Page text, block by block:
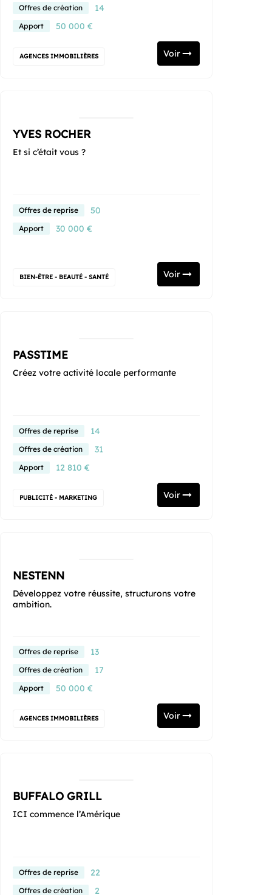
Offres de création 14
Apport 50 000 €
AGENCES IMMOBILIÈRES Voir
YVES ROCHER
Et si c’était vous ?
Offres de reprise 50
Apport 30 000 €
BIEN-ÊTRE - BEAUTÉ - SANTÉ Voir
PASSTIME
Créez votre activité locale performante
Offres de reprise 14
Offres de création 31
Apport 12 810 €
PUBLICITÉ - MARKETING Voir
NESTENN
Développez votre réussite, structurons votre
ambition.
Offres de reprise 13
Offres de création 17
Apport 50 000 €
AGENCES IMMOBILIÈRES Voir
BUFFALO GRILL
ICI commence l’Amérique
Offres de reprise 22
Offres de création 2